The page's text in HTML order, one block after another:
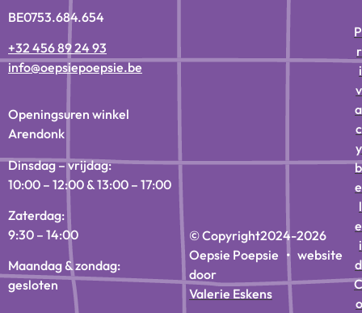
BE0753.684.654
+32 456 89 24 93
info@oepsiepoepsie.be
Openingsuren winkel
Arendonk
Dinsdag – vrijdag:
10:00 – 12:00 & 13:00 – 17:00
Zaterdag:
9:30 – 14:00
Maandag & zondag:
gesloten
© Copyright2024-2026
Oepsie Poepsie • website
door
Valerie Eskens
P
r
i
v
a
c
y
b
e
l
e
i
d
C
o